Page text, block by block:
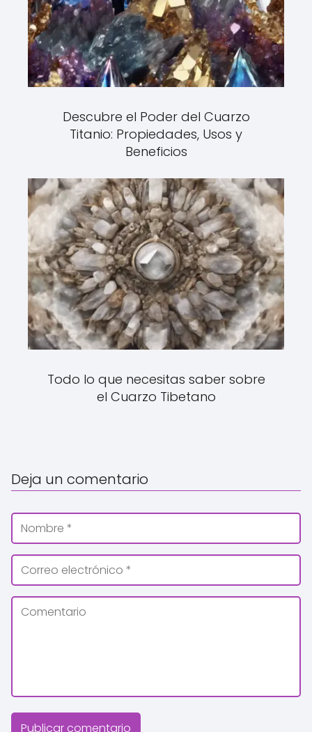
Descubre el Poder del Cuarzo
Titanio: Propiedades, Usos y
Beneficios
Todo lo que necesitas saber sobre
el Cuarzo Tibetano
Deja un comentario